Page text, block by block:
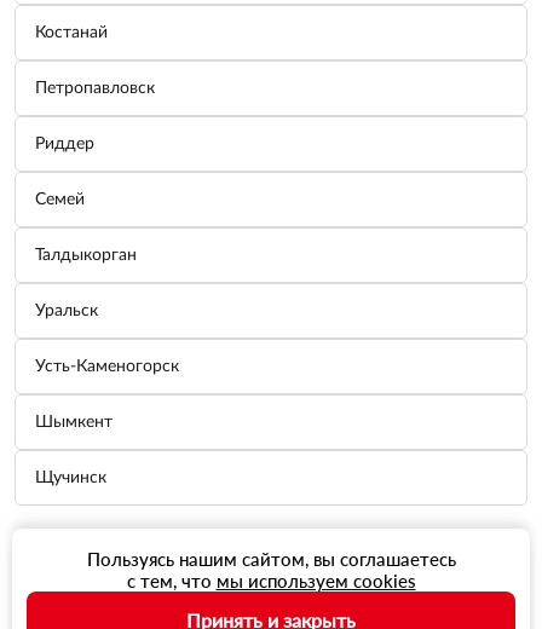
Костанай
Петропавловск
Риддер
Семей
Талдыкорган
Уральск
Усть-Каменогорск
Шымкент
Щучинск
Пользуясь нашим сайтом, вы соглашаетесь
с тем, что мы используем cookies
Принять и закрыть